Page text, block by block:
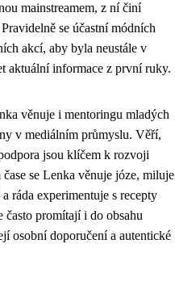
mainstreamem, z ní činí
se účastní módních
akcí, aby byla neustále v
aktuální informace z první ruky.
věnuje i mentoringu mladých
v mediálním průmyslu. Věří,
jsou klíčem k rozvoji
se Lenka věnuje józe, miluje
ráda experimentuje s recepty
promítají i do obsahu
osobní doporučení a autentické